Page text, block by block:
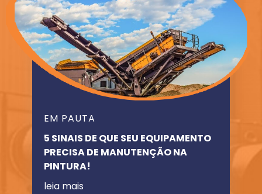
EM PAUTA
5 SINAIS DE QUE SEU EQUIPAMENTO
PRECISA DE MANUTENÇÃO NA
PINTURA!
leia mais